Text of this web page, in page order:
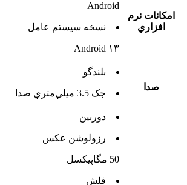
امکانات نرم
افزاري
Android
نسخه سيستم عامل
Android ۱۳
صدا
بلندگو
جک 3.5 ميلي‌متري صدا
دوربين
رزولوشن عکس
50 مگاپیکسل
فلش